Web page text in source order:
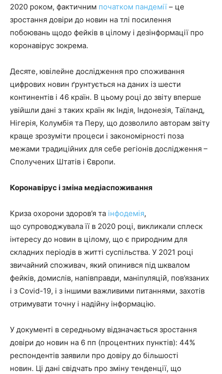
2020 роком, фактичним початком пандемії – це
зростання довіри до новин на тлі посилення
побоювань щодо фейків в цілому і дезінформації про
коронавірус зокрема.
Десяте, ювілейне дослідження про споживання
цифрових новин ґрунтується на даних із шести
континентів і 46 країн. В цьому році до звіту вперше
увійшли дані з таких країн як Індія, Індонезія, Таїланд,
Нігерія, Колумбія та Перу, що дозволило авторам звіту
краще зрозуміти процеси і закономірності поза
межами традиційних для себе регіонів дослідження –
Сполучених Штатів і Європи.
Коронавірус і зміна медіаспоживання
Криза охорони здоров’я та інфодемія,
що супроводжувала її в 2020 році, викликали сплеск
інтересу до новин в цілому, що є природним для
складних періодів в житті суспільства. У 2021 році
звичайний споживач, який опинився під шквалом
фейків, домислів, напівправди, маніпуляцій, пов’язаних
і з Covid-19, і з іншими важливими питаннями, захотів
отримувати точну і надійну інформацію.
У документі в середньому відзначається зростання
довіри до новин на 6 пп (процентних пунктів): 44%
респондентів заявили про довіру до більшості
новин. Ці дані свідчать про зміну тенденції, що